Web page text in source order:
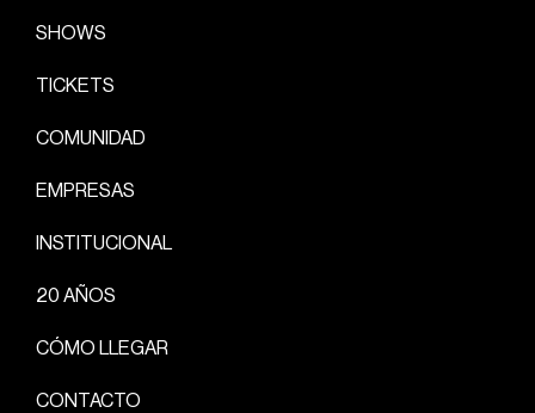
SHOWS
TICKETS
COMUNIDAD
EMPRESAS
INSTITUCIONAL
20 AÑOS
CÓMO LLEGAR
CONTACTO